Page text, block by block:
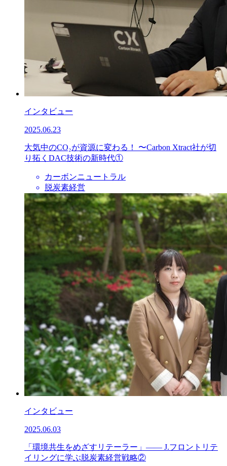
インタビュー
2025.06.23
大気中のCO₂が資源に変わる！ 〜Carbon Xtract社が切
り拓くDAC技術の新時代①
カーボンニュートラル
脱炭素経営
インタビュー
2025.06.03
「環境共生をめざすリテーラー」—— J.フロントリテ
イリングに学ぶ脱炭素経営戦略②